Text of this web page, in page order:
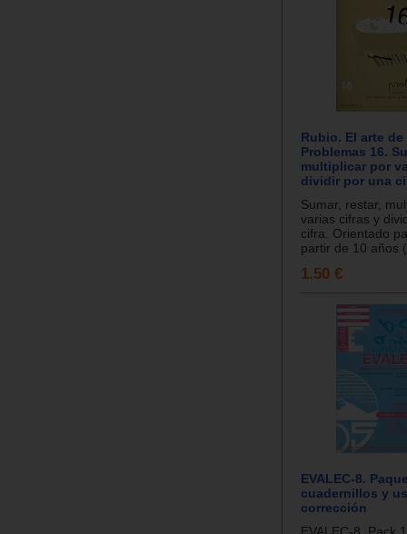
Rubio. El arte de
Problemas 16.
multiplicar por
dividir por una
Sumar, restar,
varias cifras y
cifra. Orientado
partir de 10 años
1.50 €
EVALEC-8.
cuadernillos y
corrección